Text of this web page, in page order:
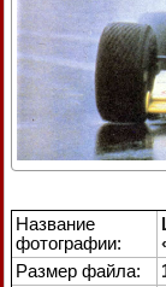
Название
фотографии:
Размер файла: